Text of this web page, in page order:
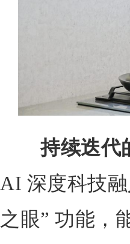
持续迭代
AI 深度科技
之眼” 功能，